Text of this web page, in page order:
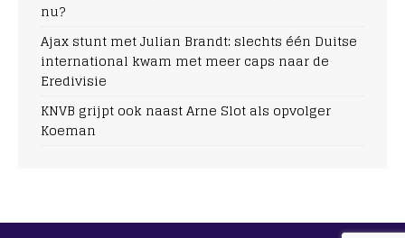
nu?
Ajax stunt met Julian Brandt: slechts één Duitse
international kwam met meer caps naar de
Eredivisie
KNVB grijpt ook naast Arne Slot als opvolger
Koeman